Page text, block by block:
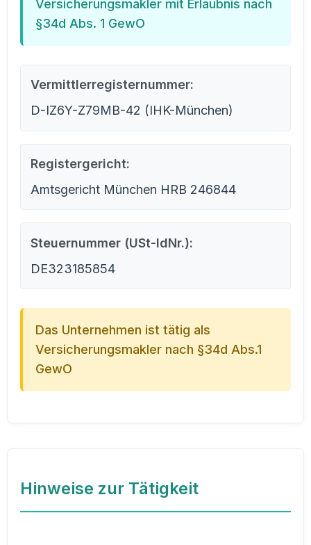
Versicherungsmakler mit Erlaubnis nach
§34d Abs. 1 GewO
Vermittlerregisternummer:
D-IZ6Y-Z79MB-42 (IHK-München)
Registergericht:
Amtsgericht München HRB 246844
Steuernummer (USt-IdNr.):
DE323185854
Das Unternehmen ist tätig als
Versicherungsmakler nach §34d Abs.1
GewO
Hinweise zur Tätigkeit